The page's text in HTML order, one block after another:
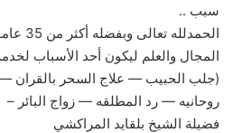
سبب ..
المجال والعلم ليكون أحد الأسباب
(جلب الحبيب — علاج السحر بالقران
روحانيه — رد المطلقه — زواج البائر –
فضيلة الشيخ بلقايد المراكشي